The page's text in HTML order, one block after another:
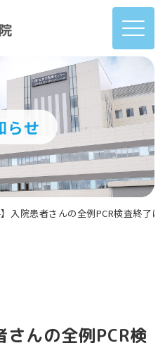
らせ
】入院患者さんの全例PCR検査終了
さんの全例PCR検